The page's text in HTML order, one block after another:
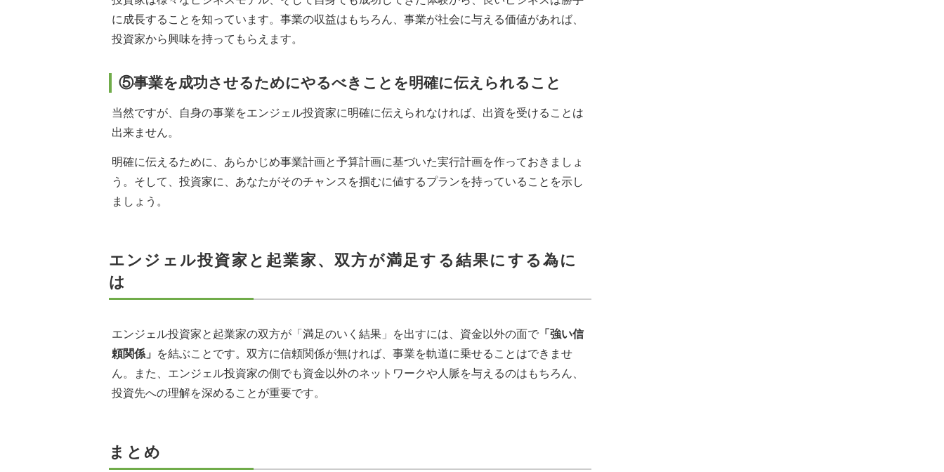
に成長することを知っています。事業の収益はもちろん、事業が社会に与える価値があれば、
投資家から興味を持ってもらえます。
⑤事業を成功させるためにやるべきことを明確に伝えられること
当然ですが、自身の事業をエンジェル投資家に明確に伝えられなければ、出資を受けることは
出来ません。
明確に伝えるために、あらかじめ事業計画と予算計画に基づいた実行計画を作っておきましょ
う。そして、投資家に、あなたがそのチャンスを掴むに値するプランを持っていることを示し
ましょう。
エンジェル投資家と起業家、双方が満足する結果にする為に
は
エンジェル投資家と起業家の双方が「満足のいく結果」を出すには、資金以外の面で 「強い信
頼関係」
を結ぶことです。双方に信頼関係が無ければ、事業を軌道に乗せることはできませ
ん。また、エンジェル投資家の側でも資金以外のネットワークや人脈を与えるのはもちろん、
投資先への理解を深めることが重要です。
まとめ